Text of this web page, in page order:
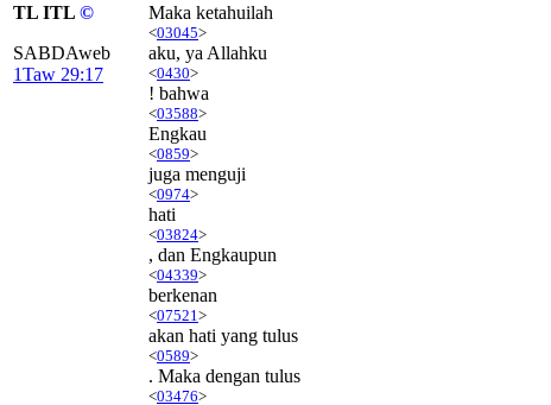
TL ITL ©
SABDAweb
1Taw 29:17
Maka ketahuilah
<03045>
aku, ya Allahku
<0430>
! bahwa
<03588>
Engkau
<0859>
juga menguji
<0974>
hati
<03824>
, dan Engkaupun
<04339>
berkenan
<07521 >
akan hati yang tulus
<0589>
. Maka dengan tulus
<03476>